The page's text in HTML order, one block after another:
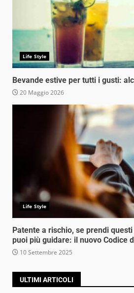
Life Style
Bevande estive per tutti i gusti:
20 Maggio 2026
Life Style
Patente a rischio, se prendi
puoi più guidare: il nuovo Codice
10 Settembre 2025
ULTIMI ARTICOLI